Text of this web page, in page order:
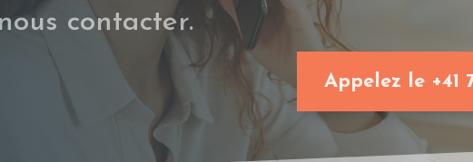
contacter.
Appelez le +41